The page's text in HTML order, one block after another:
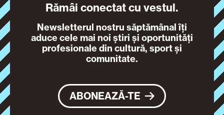
Rămâi conectat cu vestul.
Newsletterul nostru săptămânal îți
aduce cele mai noi știri și oportunități
profesionale din cultură, sport și
comunitate.
ABONEAZĂ-TE